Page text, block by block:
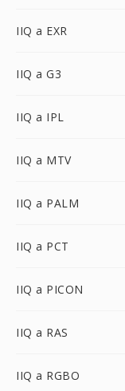
IIQ a EXR
IIQ a G3
IIQ a IPL
IIQ a MTV
IIQ a PALM
IIQ a PCT
IIQ a PICON
IIQ a RAS
IIQ a RGBO